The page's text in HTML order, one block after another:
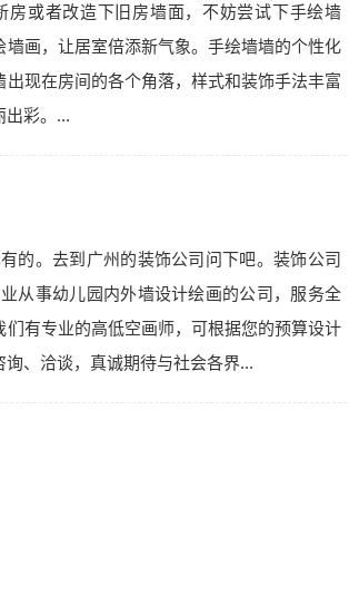
房或者改造下旧房墙面，不妨尝试下手绘墙
画，让居室倍添新气象。手绘墙墙的个性化
现在房间的各个角落，样式和装饰手法丰富
出彩。...
的。去到广州的装饰公司问下吧。装饰公司
从事幼儿园内外墙设计绘画的公司，服务全
有专业的高低空画师，可根据您的预算设计
、洽谈，真诚期待与社会各界...